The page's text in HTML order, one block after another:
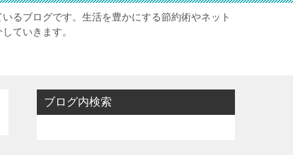
るブログです。生活を豊かにする節約術やネット
ていきます。
ブログ内検索